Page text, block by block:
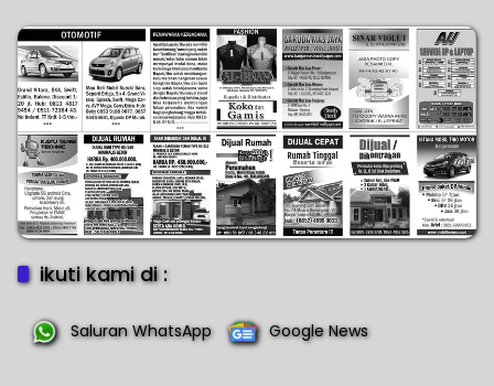
ikuti kami di :
Saluran WhatsApp Google News